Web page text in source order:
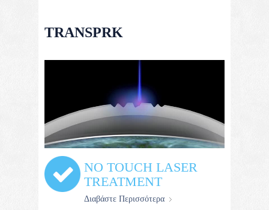
TRANSPRK
NO TOUCH LASER
TREATMENT
Διαβάστε Περισσότερα